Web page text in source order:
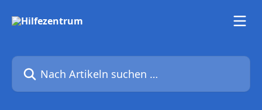
Nach Artikeln suchen …